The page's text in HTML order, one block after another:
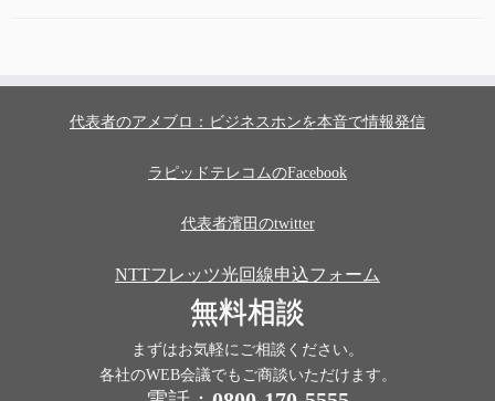
代表者のアメブロ：ビジネスホンを本音で情報発信
ラピッドテレコムのFacebook
代表者濱田のtwitter
NTTフレッツ光回線申込フォーム
無料相談
まずはお気軽にご相談ください。
各社のWEB会議でもご商談いただけます。